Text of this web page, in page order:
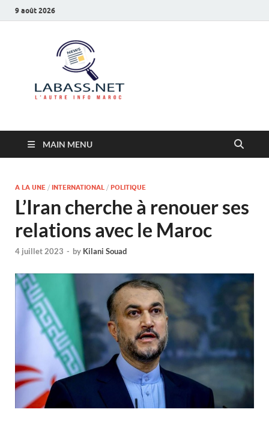
9 août 2026
MAIN MENU
A LA UNE / INTERNATIONAL / POLITIQUE
L’Iran cherche à renouer ses
relations avec le Maroc
4 juillet 2023 - by Kilani Souad